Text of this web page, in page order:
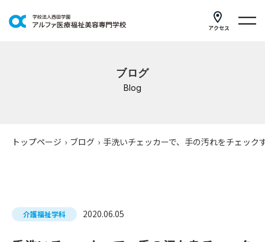
アクセス
研修・講座
ブログ
Blog
トップページ › ブログ › 手洗いチェッカーで、手の汚れをチェック
介護福祉学科 2020.06.05